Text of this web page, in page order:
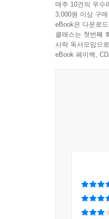
활동하며 많은
많은 독자들의
평들과 함께 ‘
『괴짜경제학
이 책은 현재
경제학적 사고
―피터 뵈케, 오
매주 10건의 우수
3,000원 이상 구
eBook은 다운로
클래스는 첫번째
사락 독서모임으
eBook 페이백,